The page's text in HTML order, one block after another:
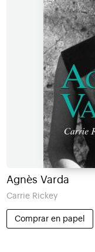
Agnès Varda
Carrie Rickey
Comprar en papel